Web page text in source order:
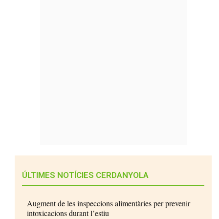
ÚLTIMES NOTÍCIES CERDANYOLA
Augment de les inspeccions alimentàries per prevenir
intoxicacions durant l’estiu